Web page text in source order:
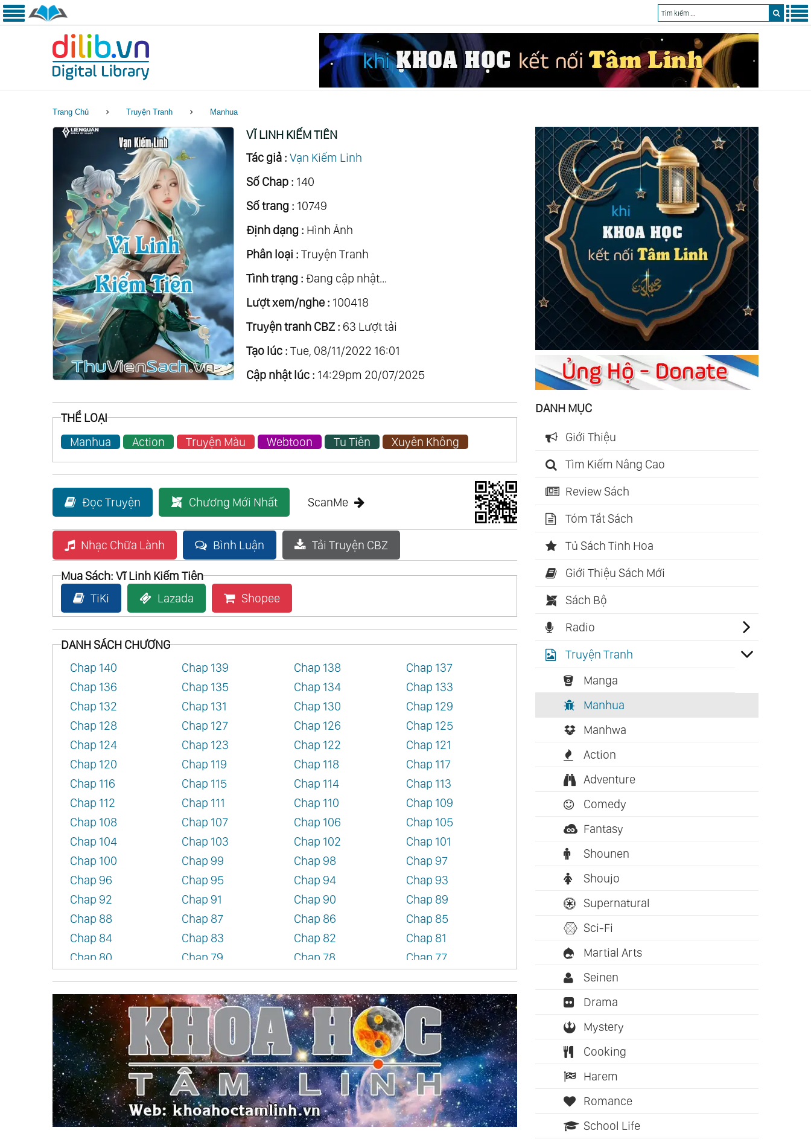
Trang Chủ Truyện Tranh Manhua
VĨ LINH KIẾM TIÊN
Tác giả : Vạn Kiếm Linh
Số Chap : 140
Số trang : 10749
Định dạng : Hình Ảnh
Phân loại : Truyện Tranh
Tình trạng : Đang cập nhật...
Lượt xem/nghe : 100418
Truyện tranh CBZ : 63 Lượt tải
Tạo lúc : Tue, 08/11/2022 16:01
Cập nhật lúc : 14:29pm 20/07/2025
THỂ LOẠI
Manhua
Action Truyện Màu Webtoon Tu Tiên Xuyên Không
Đọc Truyện Chương Mới Nhất ScanMe
Nhạc Chữa Lành Bình Luận Tải Truyện CBZ
Mua Sách: Vĩ Linh Kiếm Tiên
TiKi
Lazada Shopee
DANH SÁCH CHƯƠNG
Chap 140
Chap 139 Chap 138
Chap 137
Chap 136
Chap 135 Chap 134
Chap 133
Chap 132
Chap 131 Chap 130
Chap 129
Chap 128
Chap 127 Chap 126
Chap 125
Chap 124
Chap 123 Chap 122
Chap 121
Chap 120
Chap 119 Chap 118
Chap 117
Chap 116
Chap 115 Chap 114
Chap 113
Chap 112
Chap 111 Chap 110
Chap 109
Chap 108
Chap 107 Chap 106
Chap 105
Chap 104
Chap 103 Chap 102
Chap 101
Chap 100
Chap 99 Chap 98
Chap 97
Chap 96
Chap 95 Chap 94
Chap 93
Chap 92
Chap 91 Chap 90
Chap 89
Chap 88
Chap 87 Chap 86
Chap 85
Chap 84
Chap 83 Chap 82
Chap 81
Chap 80
Chap 79 Chap 78
Chap 77
Chap 72
Chap 71 Chap 70
Chap 69
Chap 68
Chap 67 Chap 66
Chap 65
Chap 64
Chap 63 Chap 62
Chap 61
Chap 60
Chap 59 Chap 58
Chap 57
Chap 56
Chap 55 Chap 54
Chap 53
Chap 52
Chap 51 Chap 50
Chap 49
Chap 48
Chap 47 Chap 46
Chap 45
Chap 44
Chap 43 Chap 42
Chap 41
DANH MỤC
Giới Thiệu
Tìm Kiếm Nâng Cao
Review Sách
Tóm Tắt Sách
Tủ Sách Tinh Hoa
Giới Thiệu Sách Mới
Sách Bộ
Radio
Truyện Tranh
Manga
Manhua
Manhwa
Action
Adventure
Comedy
Fantasy
Shounen
Shoujo
Supernatural
Sci-Fi
Martial Arts
Seinen
Drama
Mystery
Cooking
Harem
Romance
School Life